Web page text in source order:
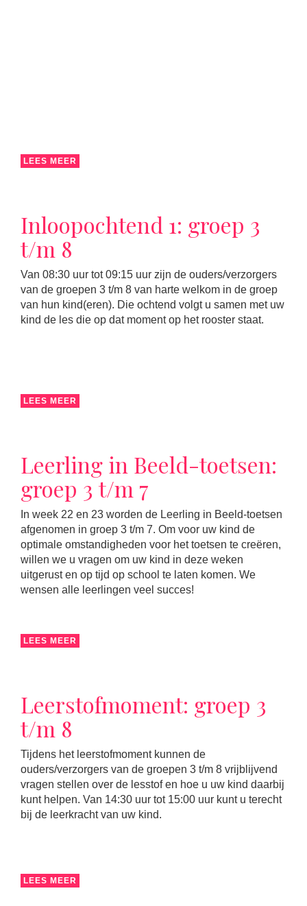
LEES MEER
Inloopochtend 1: groep 3
t/m 8
Van 08:30 uur tot 09:15 uur zijn de ouders/verzorgers
van de groepen 3 t/m 8 van harte welkom in de groep
van hun kind(eren). Die ochtend volgt u samen met uw
kind de les die op dat moment op het rooster staat.
LEES MEER
Leerling in Beeld-toetsen:
groep 3 t/m 7
In week 22 en 23 worden de Leerling in Beeld-toetsen
afgenomen in groep 3 t/m 7. Om voor uw kind de
optimale omstandigheden voor het toetsen te creëren,
willen we u vragen om uw kind in deze weken
uitgerust en op tijd op school te laten komen. We
wensen alle leerlingen veel succes!
LEES MEER
Leerstofmoment: groep 3
t/m 8
Tijdens het leerstofmoment kunnen de
ouders/verzorgers van de groepen 3 t/m 8 vrijblijvend
vragen stellen over de lesstof en hoe u uw kind daarbij
kunt helpen. Van 14:30 uur tot 15:00 uur kunt u terecht
bij de leerkracht van uw kind.
LEES MEER